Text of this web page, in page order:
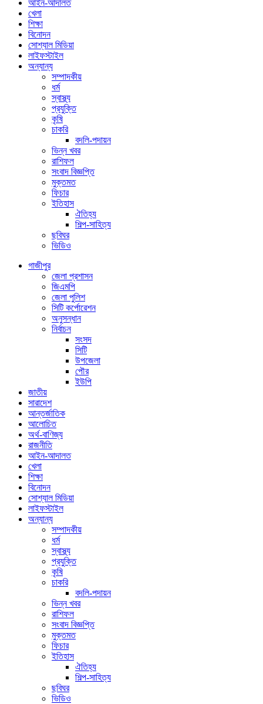
আইন-আদালত
খেলা
শিক্ষা
বিনোদন
সোশ্যাল মিডিয়া
লাইফস্টাইল
অন্যান্য
সম্পাদকীয়
ধর্ম
স্বাস্থ্য
প্রযুক্তি
কৃষি
চাকরি
বদলি-পদায়ন
ভিন্ন খবর
রাশিফল
সংবাদ বিজ্ঞপ্তি
মুক্তমত
ফিচার
ইতিহাস
ঐতিহ্য
শিল্প-সাহিত্য
ছবিঘর
ভিডিও
গাজীপুর
জেলা প্রশাসন
জিএমপি
জেলা পুলিশ
সিটি কর্পোরেশন
অনুসন্ধান
নির্বাচন
সংসদ
সিটি
উপজেলা
পৌর
ইউপি
জাতীয়
সারাদেশ
আন্তর্জাতিক
আলোচিত
অর্থ-বাণিজ্য
রাজনীতি
আইন-আদালত
খেলা
শিক্ষা
বিনোদন
সোশ্যাল মিডিয়া
লাইফস্টাইল
অন্যান্য
সম্পাদকীয়
ধর্ম
স্বাস্থ্য
প্রযুক্তি
কৃষি
চাকরি
বদলি-পদায়ন
ভিন্ন খবর
রাশিফল
সংবাদ বিজ্ঞপ্তি
মুক্তমত
ফিচার
ইতিহাস
ঐতিহ্য
শিল্প-সাহিত্য
ছবিঘর
ভিডিও